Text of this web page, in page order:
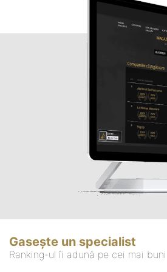
Gasește un specialist
Ranking-ul îi adună pe cei mai